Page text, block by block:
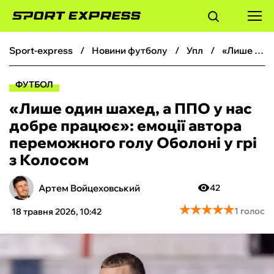
ФУТБОЛ
БОКС
ХОКЕЙ
ТЕНІС
КІБЕРСПОРТ
ЧС-2026
sport-express новини футболу упл «Лише один шахед, а ППО у нас добре працює»: емоції автора переможного голу Оболоні у грі з Колосом
ФУТБОЛ
«Лише один шахед, а ППО у нас
добре працює»: емоції автора
переможного голу Оболоні у грі
з Колосом
Артем Войцеховський
18 травня 2026, 10:42
42
★★★★★
★★★★★1 голос